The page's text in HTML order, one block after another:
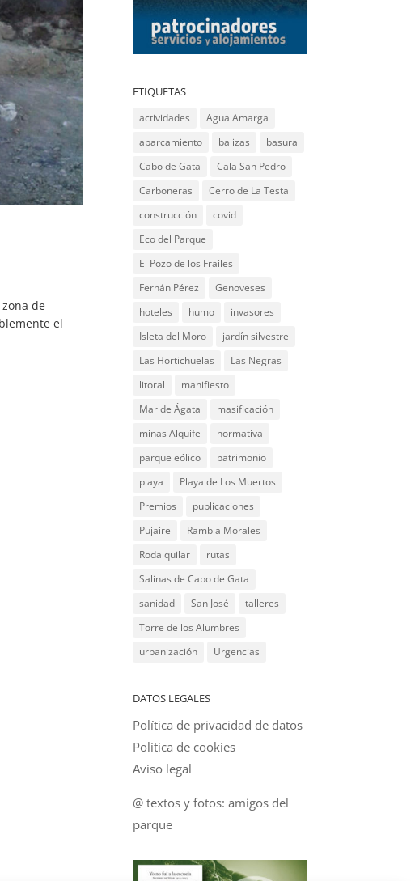
de
el
ETIQUETAS
actividades
Agua Amarga
aparcamiento
balizas
basura
Cabo de Gata
Cala San Pedro
Carboneras
Cerro de La Testa
construcción
covid
Eco del Parque
El Pozo de los Frailes
Fernán Pérez
Genoveses
hoteles
humo
invasores
Isleta del Moro
jardín silvestre
Las Hortichuelas
Las Negras
litoral
manifiesto
Mar de Ágata
masificación
minas Alquife
normativa
parque eólico
patrimonio
playa
Playa de Los Muertos
Premios
publicaciones
Pujaire
Rambla Morales
Rodalquilar
rutas
Salinas de Cabo de Gata
sanidad
San José
talleres
Torre de los Alumbres
urbanización
Urgencias
DATOS LEGALES
Política de privacidad de datos
Política de cookies
Aviso legal
@ textos y fotos: amigos del
parque